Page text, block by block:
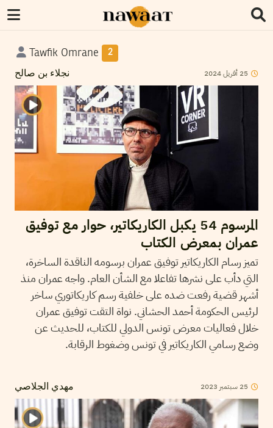
Tawfik Omrane 2
نجلاء بن صالح 25 أفريل2024
المرسوم 54 يكبل الكاريكاتير، حوار مع توفيق
عمران بمعرض الكتاب
تميز رسام الكاريكاتير توفيق عمران برسومه الناقدة الساخرة،
التي دأب على نشرها تفاعلا مع الشأن العام. واجه عمران منذ
أشهر قضية رفعت ضده على خلفية رسم كاريكاتوري ساخر
لرئيس الحكومة أحمد الحشاني. نواة التقت توفيق عمران
خلال فعاليات معرض تونس الدولي للكتاب، للحديث عن
وضع رسامي الكاريكاتير في تونس وضغوط الرقابة.
مهدي الجلاصي 25 سبتمبر 2023